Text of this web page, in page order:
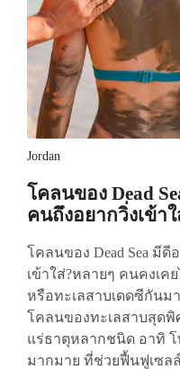
Jordan
โคลนของ Dead
คนถึงอยากวิ่งเข้าใ
โคลนของ Dead Sea มี
เข้าใส่?หลายๆ คนคงเ
หรือทะเลสาบเดดซีกันม
โคลนของทะเลสาบสุดพิ
แร่ธาตุหลากชนิด อาทิ
มากมาย ที่ช่วยฟื้นฟูเซล